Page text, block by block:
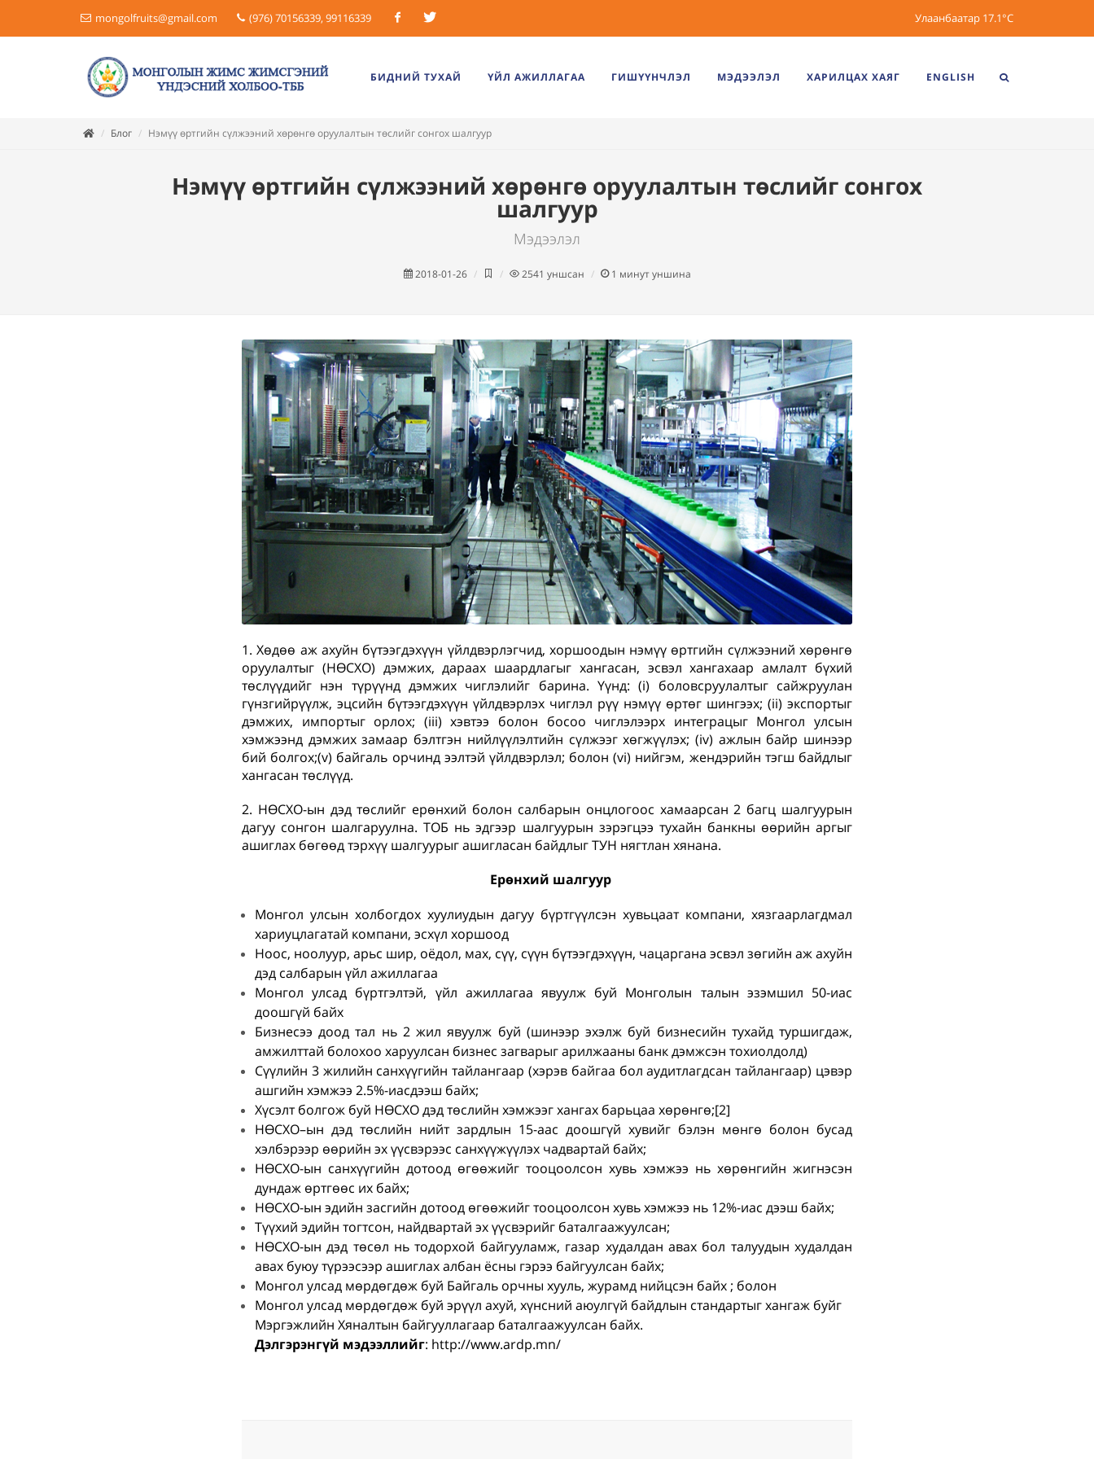
mongolfruits@gmail.com (976) 70156339, 99116339 Улаанбаатар 17.1°C
БИДНИЙ ТУХАЙ ҮЙЛ АЖИЛЛАГАА ГИШҮҮНЧЛЭЛ МЭДЭЭЛЭЛ ХАРИЛЦАХ ХАЯГ ENGLISH
Блог Нэмүү өртгийн сүлжээний хөрөнгө оруулалтын төслийг сонгох шалгуур
Нэмүү өртгийн сүлжээний хөрөнгө оруулалтын төслийг сонгох
шалгуур
Мэдээлэл
2018-01-26 2541 уншсан 1 минут уншина
1. Хөдөө аж ахуйн бүтээгдэхүүн үйлдвэрлэгчид, хоршоодын нэмүү өртгийн сүлжээний хөрөнгө
оруулалтыг (НӨСХО) дэмжих, дараах шаардлагыг хангасан, эсвэл хангахаар амлалт бүхий
төслүүдийг нэн түрүүнд дэмжих чиглэлийг барина. Үүнд: (i) боловсруулалтыг сайжруулан
гүнзгийрүүлж, эцсийн бүтээгдэхүүн үйлдвэрлэх чиглэл рүү нэмүү өртөг шингээх; (ii) экспортыг
дэмжих, импортыг орлох; (iii) хэвтээ болон босоо чиглэлээрх интеграцыг Монгол улсын
хэмжээнд дэмжих замаар бэлтгэн нийлүүлэлтийн сүлжээг хөгжүүлэх; (iv) ажлын байр шинээр
бий болгох;(v) байгаль орчинд ээлтэй үйлдвэрлэл; болон (vi) нийгэм, жендэрийн тэгш байдлыг
хангасан төслүүд.
2. НӨСХО-ын дэд төслийг ерөнхий болон салбарын онцлогоос хамаарсан 2 багц шалгуурын
дагуу сонгон шалгаруулна. ТОБ нь эдгээр шалгуурын зэрэгцээ тухайн банкны өөрийн аргыг
ашиглах бөгөөд тэрхүү шалгуурыг ашигласан байдлыг ТУН нягтлан хянана.
Ерөнхий шалгуур
Монгол улсын холбогдох хуулиудын дагуу бүртгүүлсэн хувьцаат компани, хязгаарлагдмал
хариуцлагатай компани, эсхүл хоршоод
Ноос, ноолуур, арьс шир, оёдол, мах, сүү, сүүн бүтээгдэхүүн, чацаргана эсвэл зөгийн аж ахуйн
дэд салбарын үйл ажиллагаа
Монгол улсад бүртгэлтэй, үйл ажиллагаа явуулж буй Монголын талын эзэмшил 50-иас
доошгүй байх
Бизнесээ доод тал нь 2 жил явуулж буй (шинээр эхэлж буй бизнесийн тухайд туршигдаж,
амжилттай болохоо харуулсан бизнес загварыг арилжааны банк дэмжсэн тохиолдолд)
Сүүлийн 3 жилийн санхүүгийн тайлангаар (хэрэв байгаа бол аудитлагдсан тайлангаар) цэвэр
ашгийн хэмжээ 2.5%-иасдээш байх;
Хүсэлт болгож буй НӨСХО дэд төслийн хэмжээг хангах барьцаа хөрөнгө;[2]
НӨСХО–ын дэд төслийн нийт зардлын 15-аас доошгүй хувийг бэлэн мөнгө болон бусад
хэлбэрээр өөрийн эх үүсвэрээс санхүүжүүлэх чадвартай байх;
НӨСХО-ын санхүүгийн дотоод өгөөжийг тооцоолсон хувь хэмжээ нь хөрөнгийн жигнэсэн
дундаж өртгөөс их байх;
НӨСХО-ын эдийн засгийн дотоод өгөөжийг тооцоолсон хувь хэмжээ нь 12%-иас дээш байх;
Түүхий эдийн тогтсон, найдвартай эх үүсвэрийг баталгаажуулсан;
НӨСХО-ын дэд төсөл нь тодорхой байгууламж, газар худалдан авах бол талуудын худалдан
авах буюу түрээсээр ашиглах албан ёсны гэрээ байгуулсан байх;
Монгол улсад мөрдөгдөж буй Байгаль орчны хууль, журамд нийцсэн байх ; болон
Монгол улсад мөрдөгдөж буй эрүүл ахуй, хүнсний аюулгүй байдлын стандартыг хангаж буйг
Мэргэжлийн Хяналтын байгууллагаар баталгаажуулсан байх.
Дэлгэрэнгүй мэдээллийг: http://www.ardp.mn/